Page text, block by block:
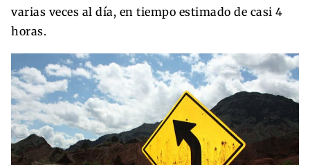
varias veces al día, en tiempo estimado de casi 4
horas.